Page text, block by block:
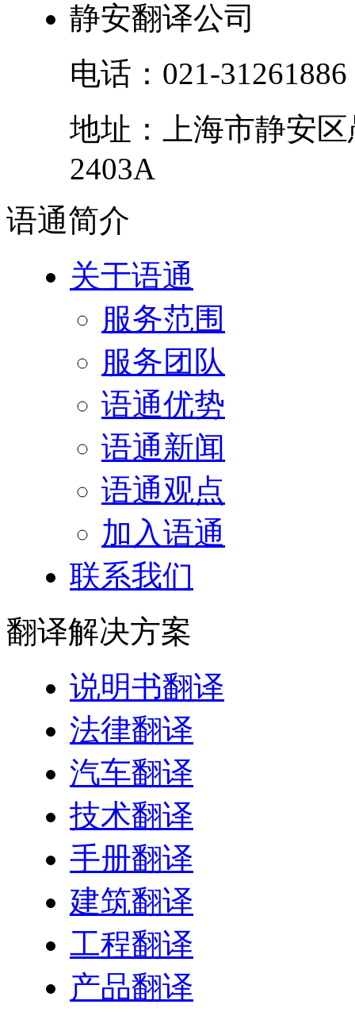
静安翻译公司
电话： 021-31261886
地址：
上海市静安区
2403A
语通简介
关于语通
服务范围
服务团队
语通优势
语通新闻
语通观点
加入语通
联系我们
翻译解决方案
说明书翻译
法律翻译
汽车翻译
技术翻译
手册翻译
建筑翻译
工程翻译
产品翻译